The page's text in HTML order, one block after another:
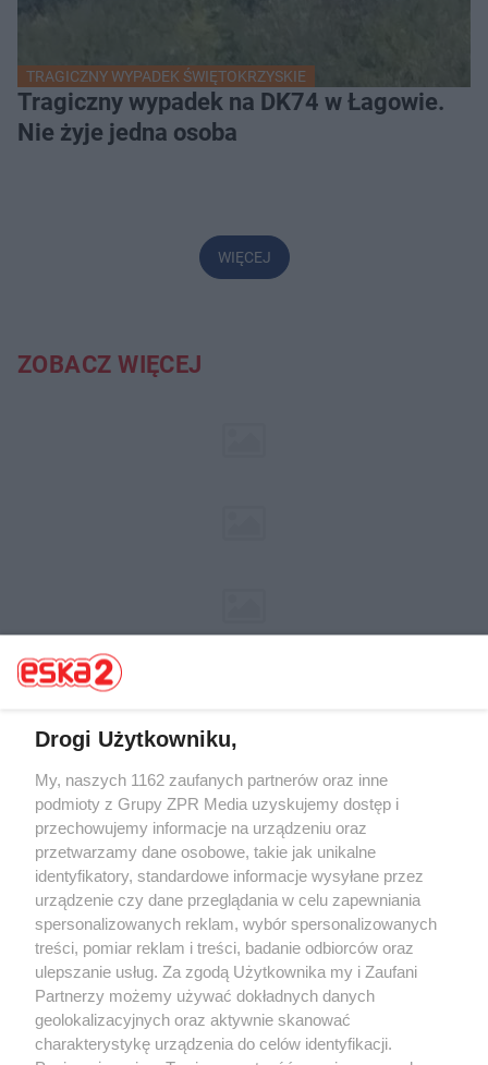
TRAGICZNY WYPADEK ŚWIĘTOKRZYSKIE
Tragiczny wypadek na DK74 w Łagowie.
Nie żyje jedna osoba
WIĘCEJ
ZOBACZ WIĘCEJ
Żaden utwór zamieszczony w serwisie nie może być powielany i
rozpowszechniany lub dalej rozpowszechniany w jakikolwiek sposób (w
tym także elektroniczny lub mechaniczny) na jakimkolwiek polu
eksploatacji w jakiejkolwiek formie, włącznie z umieszczaniem w Internecie
bez pisemnej zgody właściciela praw. Jakiekolwiek użycie lub
wykorzystanie utworów w całości lub w części z naruszeniem prawa, tzn.
bez właściwej zgody, jest zabronione pod groźbą kary i może być ścigane
prawnie.
O nas
Drogi Użytkowniku,
My, naszych 1162 zaufanych partnerów oraz inne
podmioty z Grupy ZPR Media uzyskujemy dostęp i
przechowujemy informacje na urządzeniu oraz
przetwarzamy dane osobowe, takie jak unikalne
identyfikatory, standardowe informacje wysyłane przez
urządzenie czy dane przeglądania w celu zapewniania
spersonalizowanych reklam, wybór spersonalizowanych
treści, pomiar reklam i treści, badanie odbiorców oraz
ulepszanie usług. Za zgodą Użytkownika my i Zaufani
Partnerzy możemy używać dokładnych danych
geolokalizacyjnych oraz aktywnie skanować
charakterystykę urządzenia do celów identyfikacji.